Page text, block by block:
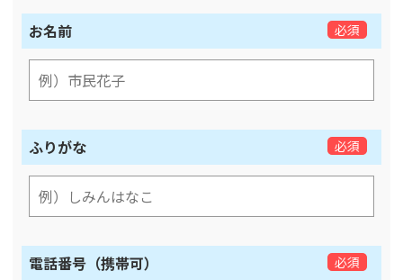
お名前 必須
ふりがな 必須
電話番号（携帯可） 必須